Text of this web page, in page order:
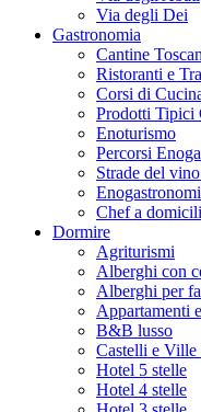
Via degli Dei
Gastronomia
Cantine
Ristoranti e
Corsi di
Prodotti Tipici
Enoturismo
Percorsi
Strade del
Chef a
Dormire
Agriturismi
Alberghi con
Alberghi per
Appartamenti
B&B lusso
Castelli e Ville
Hotel 5 stelle
Hotel 4 stelle